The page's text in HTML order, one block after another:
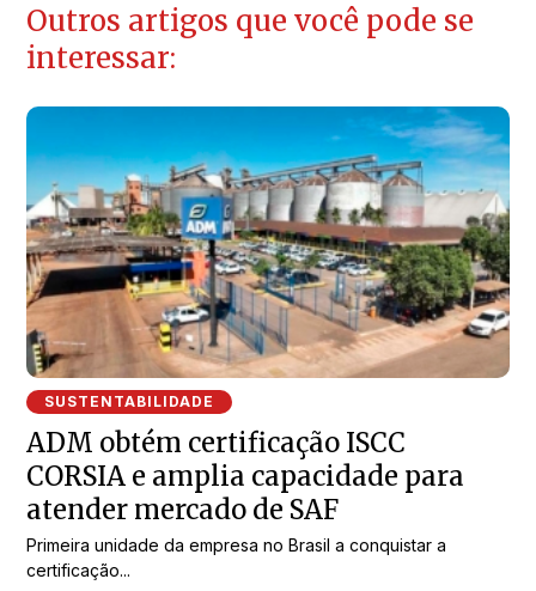
Outros artigos que você pode se
interessar:
SUSTENTABILIDADE
ADM obtém certificação ISCC
CORSIA e amplia capacidade para
atender mercado de SAF
Primeira unidade da empresa no Brasil a conquistar a
certificação...